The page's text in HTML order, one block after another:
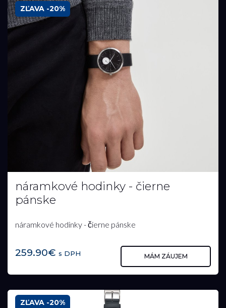
ZĽAVA -20%
náramkové hodinky - čierne
pánske
náramkové hodinky - čierne pánske
259.90€ s DPH MÁM ZÁUJEM
ZĽAVA -20%